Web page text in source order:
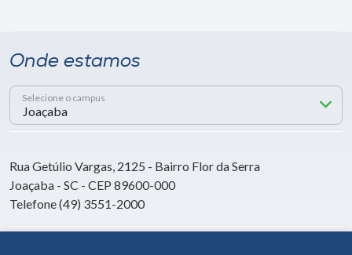
Onde estamos
Selecione o campus
Rua Getúlio Vargas, 2125 - Bairro Flor da Serra
Joaçaba - SC - CEP 89600-000
Telefone (49) 3551-2000